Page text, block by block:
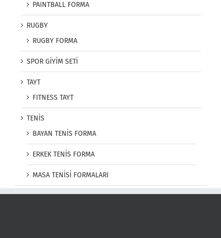
PAINTBALL FORMA
RUGBY
RUGBY FORMA
SPOR GİYİM SETİ
TAYT
FITNESS TAYT
TENİS
BAYAN TENİS FORMA
ERKEK TENİS FORMA
MASA TENİSİ FORMALARI